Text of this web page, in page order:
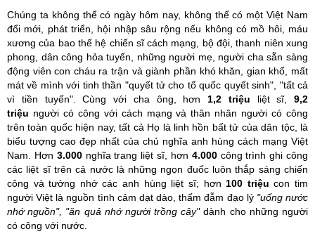
Chúng ta không thể có ngày hôm nay, không thể có một Việt Nam
đổi mới, phát triển, hội nhập sâu rộng nếu không có mồ hôi, máu
xương của bao thế hệ chiến sĩ cách mạng, bộ đội, thanh niên xung
phong, dân công hỏa tuyến, những người mẹ, người cha sẵn sàng
động viên con cháu ra trận và giành phần khó khăn, gian khổ, mất
mát về mình với tinh thần "quyết tử cho tổ quốc quyết sinh", "tất cả
vì tiền tuyến". Cùng với cha ông, hơn 1,2 triệu liệt sĩ, 9,2
triệu người có công với cách mạng và thân nhân người có công
trên toàn quốc hiện nay, tất cả Họ là linh hồn bất tử của dân tộc, là
biểu tượng cao đẹp nhất của chủ nghĩa anh hùng cách mạng Việt
Nam. Hơn 3.000nghĩa trang liệt sĩ, hơn 4.000công trình ghi công
các liệt sĩ trên cả nước là những ngọn đuốc luôn thắp sáng chiến
công và tưởng nhớ các anh hùng liệt sĩ; hơn 100 triệu con tim
người Việt là nguồn tình cảm dạt dào, thấm đẫm đạo lý "uống nước
nhớ nguồn", "ăn quả nhớ người trồng cây"dành cho những người
có công với nước.